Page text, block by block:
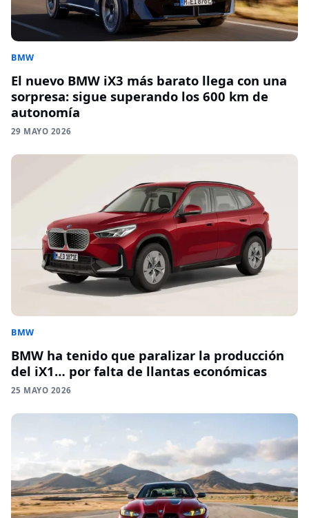
BMW
El nuevo BMW iX3 más barato llega con una
sorpresa: sigue superando los 600 km de
autonomía
29 MAYO 2026
BMW
BMW ha tenido que paralizar la producción
del iX1… por falta de llantas económicas
25 MAYO 2026